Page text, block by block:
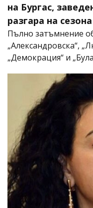
на Бургас,
разгара на
Пълно затъмнение
„Александровска“,
„Демокрация“ и